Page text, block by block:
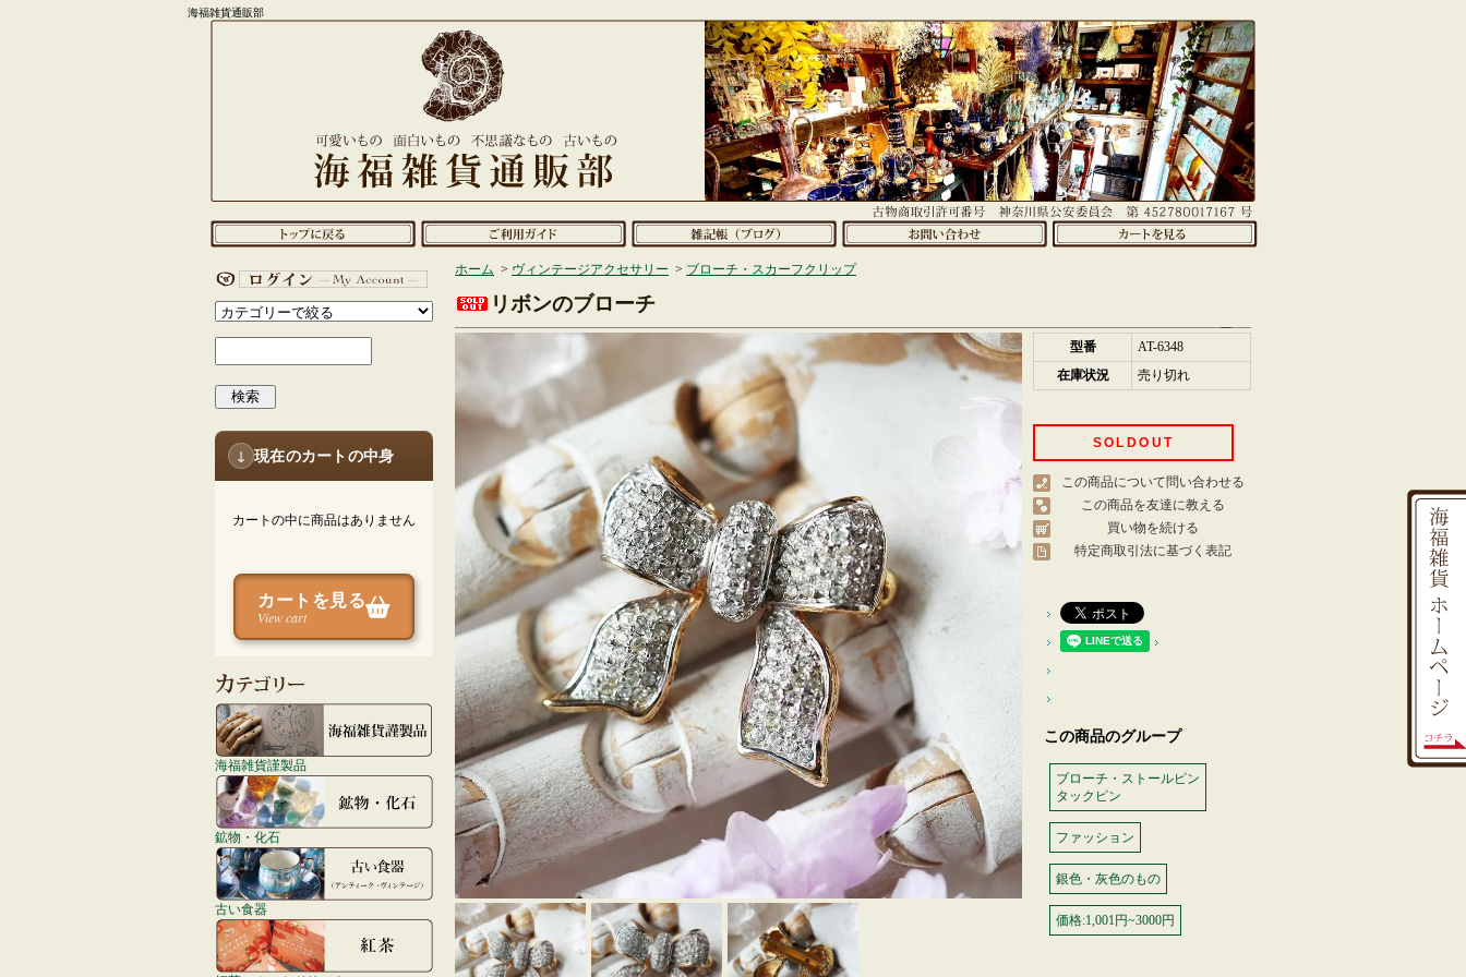
海福雑貨通販部
検索
↓ 現在のカートの中身
カートの中に商品はありません
カートを見る
View cart
海福雑貨謹製品
鉱物・化石
古い食器
ホーム > ヴィンテージアクセサリー > ブローチ・スカーフクリップ
リボンのブローチ
型番
AT-6348
在庫状況
売り切れ
SOLDOUT
この商品について問い合わせる
この商品を友達に教える
買い物を続ける
特定商取引法に基づく表記
この商品のグループ
ブローチ・ストールピン
タックピン
ファッション
銀色・灰色のもの
価格:1,001円~3000円